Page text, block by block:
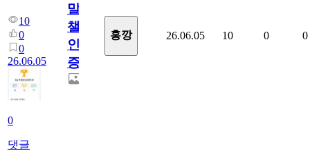
10
0
0
26.06.05
0
댓글
말
챌
인
증
홍깡 26.06.05 10 0 0